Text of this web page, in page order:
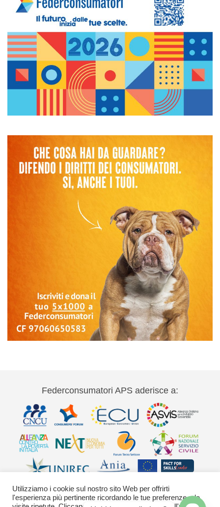
Federconsumatori APS aderisce a:
Utilizziamo i cookie sul nostro sito Web per offrirti
l'esperienza più pertinente ricordando le tue preferenze e le